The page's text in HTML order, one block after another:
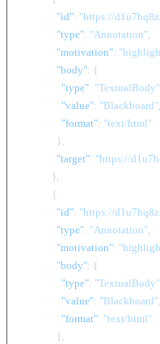
"id": "https://
"type": "Annotation",
"motivation":
"body": {
"type": "TextualBody",
"value": "Blackboard",
"format": "text/html"
}
"target": "https://
}
{
"id": "https://
"type": "Annotation",
"motivation":
"body": {
"type": "TextualBody",
"value": "Blackboard",
"format": "text/html"
}